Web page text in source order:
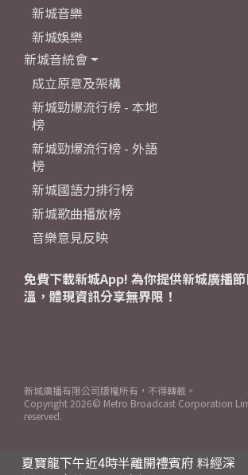
夏寶龍下午近4時半離開禮賓府 料經深
新城音樂
新城娛樂
新城音統會
成立原意及架構
新城勁爆流行榜 - 本地
榜
新城勁爆流行榜 - 外語
榜
新城國語力排行榜
新城歌曲播放榜
音樂意見反映
免費下載新城App! 為你提供新城廣播
溫，體現資訊分享無界限！
新城廣播有限公司版權所有，不得轉載。
Copyright 2026© Metro Broadcast Corporation
reserved.